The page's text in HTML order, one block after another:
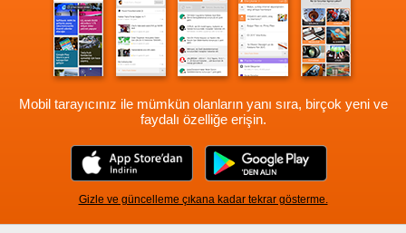
Mobil tarayıcınız ile mümkün olanların yanı sıra, birçok yeni ve
faydalı özelliğe erişin.
Gizle ve güncelleme çıkana kadar tekrar gösterme.